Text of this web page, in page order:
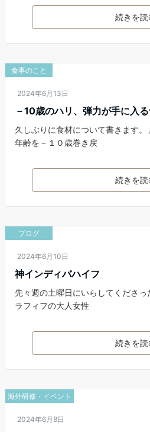
続きを読
食事のこと
2024年6月13日
－10歳のハリ、弾力が手に入る
久しぶりに食材について書きます
年齢を－１０歳巻き戻
続きを読
ブログ
2024年6月10日
神インディバハイフ
先々週の土曜日にいらしてくださ
ラフィフの大人女性
続きを読
海外研修・イベント
2024年6月8日